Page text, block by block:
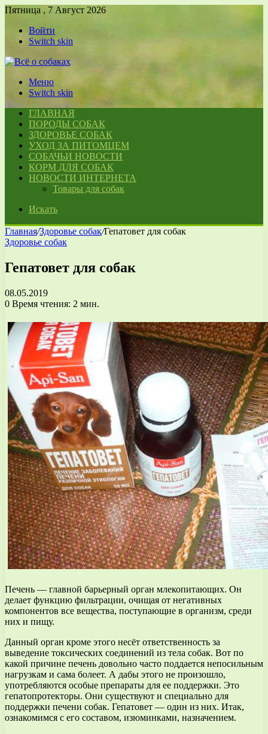
Пятница , 7 Август 2026
Войти
Switch skin
Меню
Switch skin
ГЛАВНАЯ
ПОРОДЫ СОБАК
ЗДОРОВЬЕ СОБАК
УХОД ЗА ПИТОМЦЕМ
СОБАЧЬИ НОВОСТИ
КОРМ ДЛЯ СОБАК
НОВОСТИ ИНТЕРНЕТА
Товары для собак
Искать
Главная/Здоровье собак/Гепатовет для собак
Здоровье собак
Гепатовет для собак
08.05.2019
0 Время чтения: 2 мин.
Печень — главной барьерный орган млекопитающих. Он
делает функцию фильтрации, очищая от негативных
компонентов все вещества, поступающие в организм, среди
них и пищу.
Данный орган кроме этого несёт ответственность за
выведение токсических соединений из тела собак. Вот по
какой причине печень довольно часто поддается непосильным
нагрузкам и сама болеет. А дабы этого не произошло,
употребляются особые препараты для ее поддержки. Это
гепатопротекторы. Они существуют и специально для
поддержки печени собак. Гепатовет — один из них. Итак,
ознакомимся с его составом, изюминками, назначением.